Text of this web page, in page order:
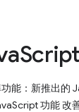
能：新推出的
功能 改